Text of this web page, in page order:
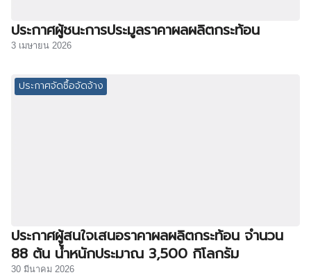
ประกาศผู้ชนะการประมูลราคาผลผลิตกระท้อน
3 เมษายน 2026
ประกาศจัดซื้อจัดจ้าง
ประกาศผู้สนใจเสนอราคาผลผลิตกระท้อน จำนวน
88 ต้น น้ำหนักประมาณ 3,500 กิโลกรัม
30 มีนาคม 2026